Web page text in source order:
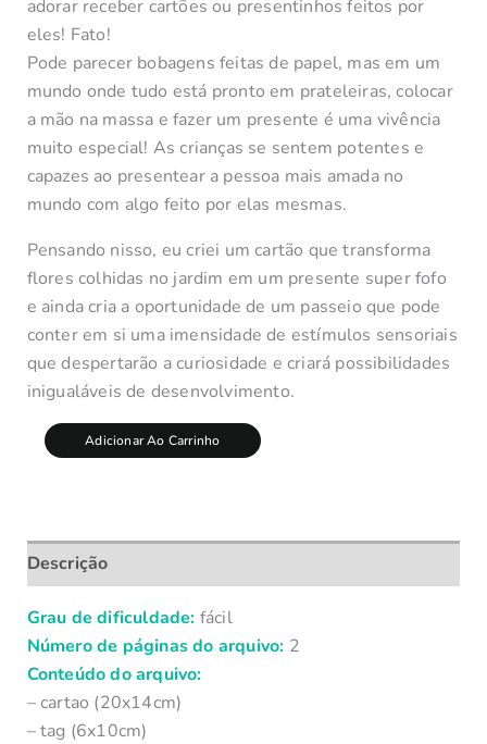
adorar receber cartões ou presentinhos feitos por
eles! Fato!
Pode parecer bobagens feitas de papel, mas em um
mundo onde tudo está pronto em prateleiras, colocar
a mão na massa e fazer um presente é uma vivência
muito especial! As crianças se sentem potentes e
capazes ao presentear a pessoa mais amada no
mundo com algo feito por elas mesmas.
Pensando nisso, eu criei um cartão que transforma
flores colhidas no jardim em um presente super fofo
e ainda cria a oportunidade de um passeio que pode
conter em si uma imensidade de estímulos sensoriais
que despertarão a curiosidade e criará possibilidades
inigualáveis de desenvolvimento.
Adicionar Ao Carrinho
Descrição
Grau de dificuldade: fácil
Número de páginas do arquivo: 2
Conteúdo do arquivo:
– cartao (20x14cm)
– tag (6x10cm)